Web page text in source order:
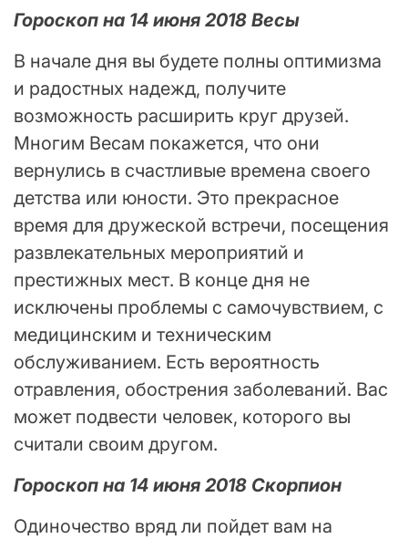
Гороскоп на 14 июня 2018 Весы
В начале дня вы будете полны оптимизма
и радостных надежд, получите
возможность расширить круг друзей.
Многим Весам покажется, что они
вернулись в счастливые времена своего
детства или юности. Это прекрасное
время для дружеской встречи, посещения
развлекательных мероприятий и
престижных мест. В конце дня не
исключены проблемы с самочувствием, с
медицинским и техническим
обслуживанием. Есть вероятность
отравления, обострения заболеваний. Вас
может подвести человек, которого вы
считали своим другом.
Гороскоп на 14 июня 2018 Скорпион
Одиночество вряд ли пойдет вам на